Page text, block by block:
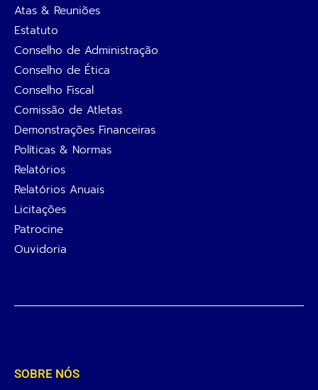
Atas & Reuniões
Estatuto
Conselho de Administração
Conselho de Ética
Conselho Fiscal
Comissão de Atletas
Demonstrações Financeiras
Políticas & Normas
Relatórios
Relatórios Anuais
Licitações
Patrocine
Ouvidoria
SOBRE NÓS